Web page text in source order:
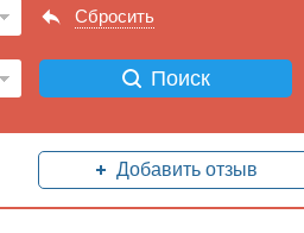
Сбросить
Поиск
Добавить отзыв